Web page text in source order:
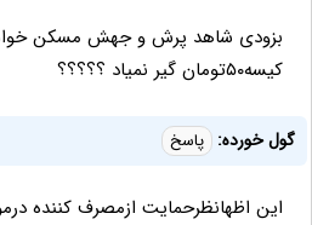
بزودی شاهد پرش و جهش مسکن
کیسه۵۰تومان گیر نمیاد ؟؟؟؟؟
گول خورده: پاسخ
این اظهانظرحمایت ازمصرف کننده